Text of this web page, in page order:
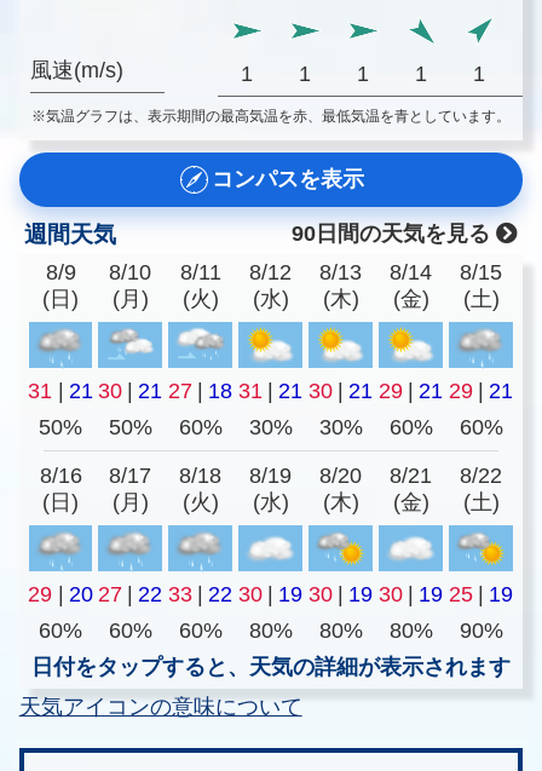
風速(m/s) 1 1 1 1 1
※気温グラフは、表示期間の最高気温を赤、最低気温を青としています。
コンパスを表示
週間天気
90日間の天気を見る
8/9
(日)
8/10
(月)
8/11
(火)
8/12
(水)
8/13
(木)
8/14
(金)
8/15
(土)
31 | 21 30 | 21 27 | 18 31 | 21 30 | 21 29 | 21 29 | 21
50%
50% 60% 30% 30% 60% 60%
8/16
(日)
8/17
(月)
8/18
(火)
8/19
(水)
8/20
(木)
8/21
(金)
8/22
(土)
29 | 20 27 | 22 33 | 22 30 | 19 30 | 19 30 | 19 25 | 19
60%
60% 60% 80% 80% 80%
90%
日付をタップすると、天気の詳細が表示されます
天気アイコンの意味について